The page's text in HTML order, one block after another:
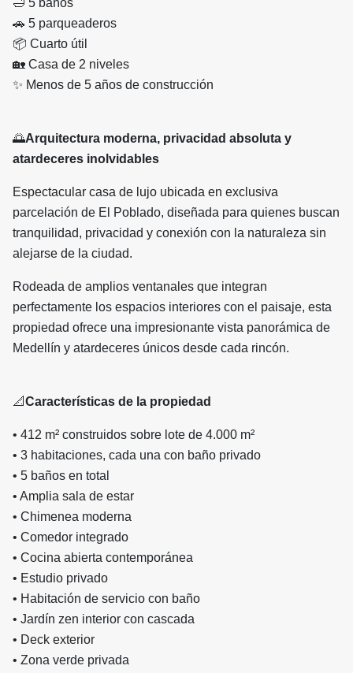
🛁 5 baños
🚗 5 parqueaderos
📦 Cuarto útil
🏡 Casa de 2 niveles
✨ Menos de 5 años de construcción
🌅Arquitectura moderna, privacidad absoluta y
atardeceres inolvidables
Espectacular casa de lujo ubicada en exclusiva
parcelación de El Poblado, diseñada para quienes buscan
tranquilidad, privacidad y conexión con la naturaleza sin
alejarse de la ciudad.
Rodeada de amplios ventanales que integran
perfectamente los espacios interiores con el paisaje, esta
propiedad ofrece una impresionante vista panorámica de
Medellín y atardeceres únicos desde cada rincón.
📐Características de la propiedad
• 412 m² construidos sobre lote de 4.000 m²
• 3 habitaciones, cada una con baño privado
• 5 baños en total
• Amplia sala de estar
• Chimenea moderna
• Comedor integrado
• Cocina abierta contemporánea
• Estudio privado
• Habitación de servicio con baño
• Jardín zen interior con cascada
• Deck exterior
• Zona verde privada